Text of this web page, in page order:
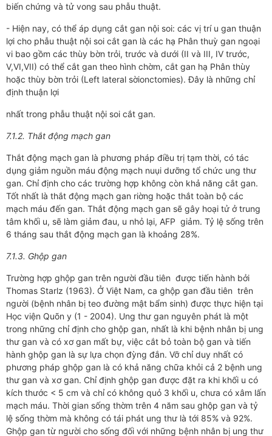
biến chứng và tử vong sau phẫu thuật.
- Hiện nay, có thể áp dụng cắt gan nội soi: các vị trí u gan thuận
lợi cho phẫu thuật nội soi cắt gan là các hạ Phân thuỳ gan ngoại
vi bao gồm các thùy bờn trỏi, trước và dưới (II và III, IV trước,
V,VI,VII) có thể cắt gan theo hình chờm, cắt gan hạ Phân thùy
hoặc thùy bờn trỏi (Left lateral sờionctomies). Đây là những chỉ
định thuận lợi
nhất trong phẫu thuật nội soi cắt gan.
7.1.2. Thắt động mạch gan
Thắt động mạch gan là phương pháp điều trị tạm thời, có tác
dụng giảm nguồn máu động mạch nuụi dưỡng tổ chức ung thư
gan. Chỉ định cho các trường hợp không còn khả năng cắt gan.
Tốt nhất là thắt động mạch gan riờng hoặc thắt toàn bộ các
mạch máu đến gan. Thắt động mạch gan sẽ gây hoại tử ở trung
tâm khối u, sẽ làm giảm đau, u nhỏ lại, AFP giảm. Tỷ lệ sống trên
6 tháng sau thắt động mạch gan là khoảng 28%.
7.1.3. Ghộp gan
Trường hợp ghộp gan trên người đầu tiên được tiến hành bởi
Thomas Starlz (1963). Ở Việt Nam, ca ghộp gan đầu tiên trên
người (bệnh nhân bị teo đường mật bẩm sinh) được thực hiện tại
Học viện Quõn y (1 - 2004). Ung thư gan nguyên phát là một
trong những chỉ định cho ghộp gan, nhất là khi bệnh nhân bị ung
thư gan và có xơ gan mất bự, việc cắt bỏ toàn bộ gan và tiến
hành ghộp gan là sự lựa chọn đỳng đắn. Vỡ chỉ duy nhất có
phương pháp ghộp gan là có khả năng chữa khỏi cả 2 bệnh ung
thư gan và xơ gan. Chỉ định ghộp gan được đặt ra khi khối u có
kích thước < 5 cm và chỉ có không quỏ 3 khối u, chưa có xâm lấn
mạch máu. Thời gian sống thờm trên 4 năm sau ghộp gan và tỷ
lệ sống thờm mà không có tái phát ung thư là tới 85% và 92%.
Ghộp gan từ người cho sống đối với những bệnh nhân bị ung thư